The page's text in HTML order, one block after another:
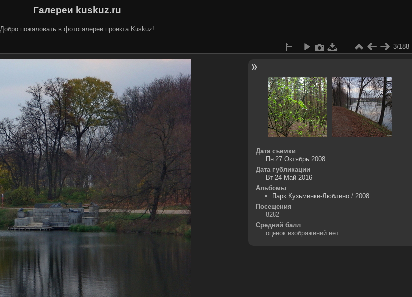
Галереи kuskuz.ru
Добро пожаловать в фотогалереи проекта Kuskuz!
3/188
Дата съемки
Пн 27 Октябрь 2008
Дата публикации
Вт 24 Май 2016
Альбомы
Парк Кузьминки-Люблино/ 2008
Посещения
8282
Средний балл
оценок изображений нет